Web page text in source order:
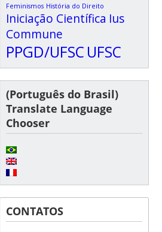
Feminismos História do Direito
Iniciação Científica Ius
Commune
PPGD/UFSC UFSC
(Português do Brasil)
Translate Language
Chooser
CONTATOS